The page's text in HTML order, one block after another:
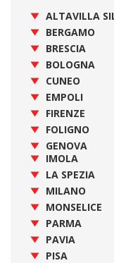
ALTAVILLA
BERGAMO
BRESCIA
BOLOGNA
CUNEO
EMPOLI
FIRENZE
FOLIGNO
GENOVA
IMOLA
LA SPEZIA
MILANO
MONSELICE
PARMA
PAVIA
PISA